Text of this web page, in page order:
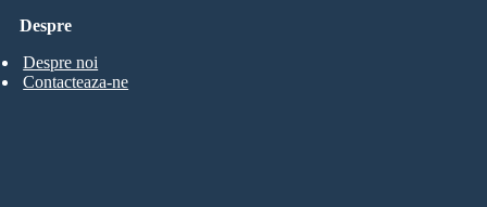
Despre
Despre noi
Contacteaza-ne